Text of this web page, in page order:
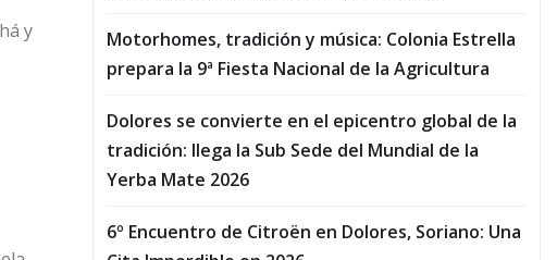
y
Motorhomes, tradición y música: Colonia Estrella
prepara la 9ª Fiesta Nacional de la Agricultura
Dolores se convierte en el epicentro global de la
tradición: llega la Sub Sede del Mundial de la
Yerba Mate 2026
6º Encuentro de Citroën en Dolores, Soriano: Una